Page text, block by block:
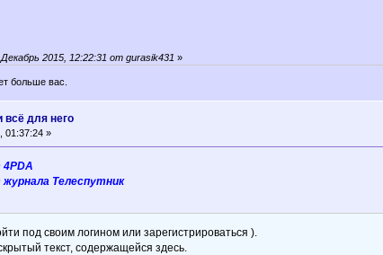
2015, 12:22:31 от gurasik431 »
больше вас.
всё для него
01:37:24 »
Телеспутник
под своим логином или зарегистрироваться ).
текст, содержащейся здесь.